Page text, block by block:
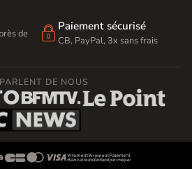
de
 Paiement sécurisé
CB, PayPal, 3x sans frais
DE NOUS
